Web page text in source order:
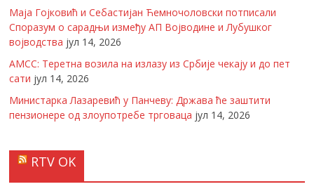
Маја Гојковић и Себастијан Ћемночоловски потписали
Споразум о сарадњи између АП Војводине и Лубушког
војводства јул 14, 2026
АМСС: Теретна возила на излазу из Србије чекају и до пет
сати јул 14, 2026
Министарка Лазаревић у Панчеву: Држава ће заштити
пензионере од злоупотребе трговаца јул 14, 2026
RTV OK